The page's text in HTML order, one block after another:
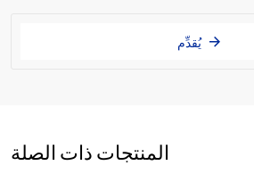
يُقدِّم
المنتجات ذات الصلة